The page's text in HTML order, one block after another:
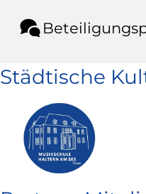
Städtische